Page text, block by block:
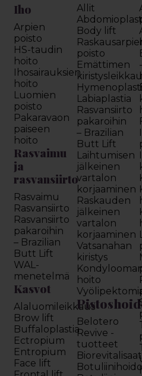
Iho
Arpien
poisto
HS-taudin
hoito
Ihosairauksien
hoito
Luomien
poisto
Pakaravaon
paiseen
hoito
Rasvaimu
ja
rasvansiirto
Rasvaimu
Rasvansiirto
Rasvansiirto
pakaroihin
– Brazilian
Butt Lift
WAL-
menetelmä
Kasvot
Alaluomileikkaus
Brow lift
Buffaloplastia
Ectropium
Entropium
Face lift
Allit
Body lift
poisto
Emättimen
Labiaplastia
Rasvansiirto
pakaroihin
– Brazilian
Butt Lift
Laihtumisen
jälkeinen
vartalon
korjaaminen
Raskauden
jälkeinen
vartalon
korjaaminen
Vatsanahan
kiristys
hoito
Belotero
Revive -
tuotteet
-